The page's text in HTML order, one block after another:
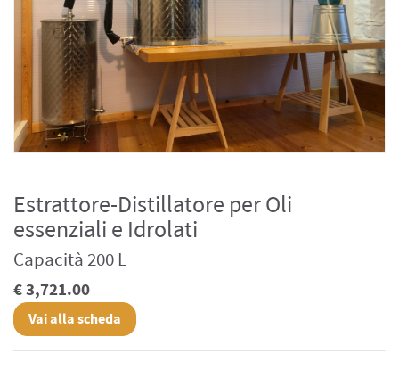
Estrattore-Distillatore per Oli
essenziali e Idrolati
Capacità 200 L
€ 3,721.00
Vai alla scheda